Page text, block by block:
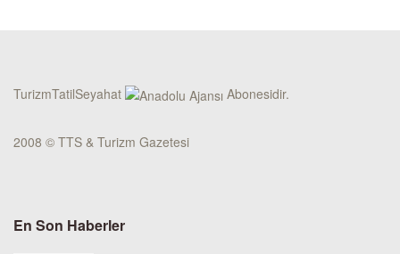
TurizmTatilSeyahat Abonesidir.
2008 © TTS & Turizm Gazetesi
En Son Haberler